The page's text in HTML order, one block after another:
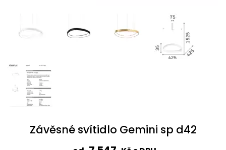
Závěsné svítidlo Gemini sp d42